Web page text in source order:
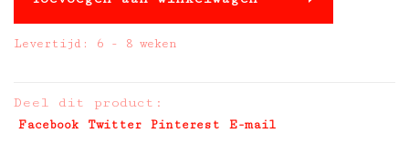
Levertijd: 6 - 8 weken
Deel dit product:
Facebook Twitter Pinterest E-mail